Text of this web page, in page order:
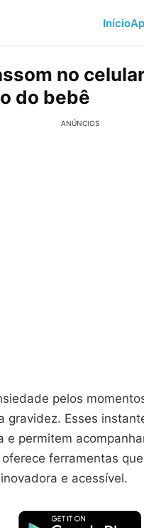
Início
no
do bebê
ANÚNCIOS
pelos
gravidez. Esses
e permitem
ferramentas
e acessível.